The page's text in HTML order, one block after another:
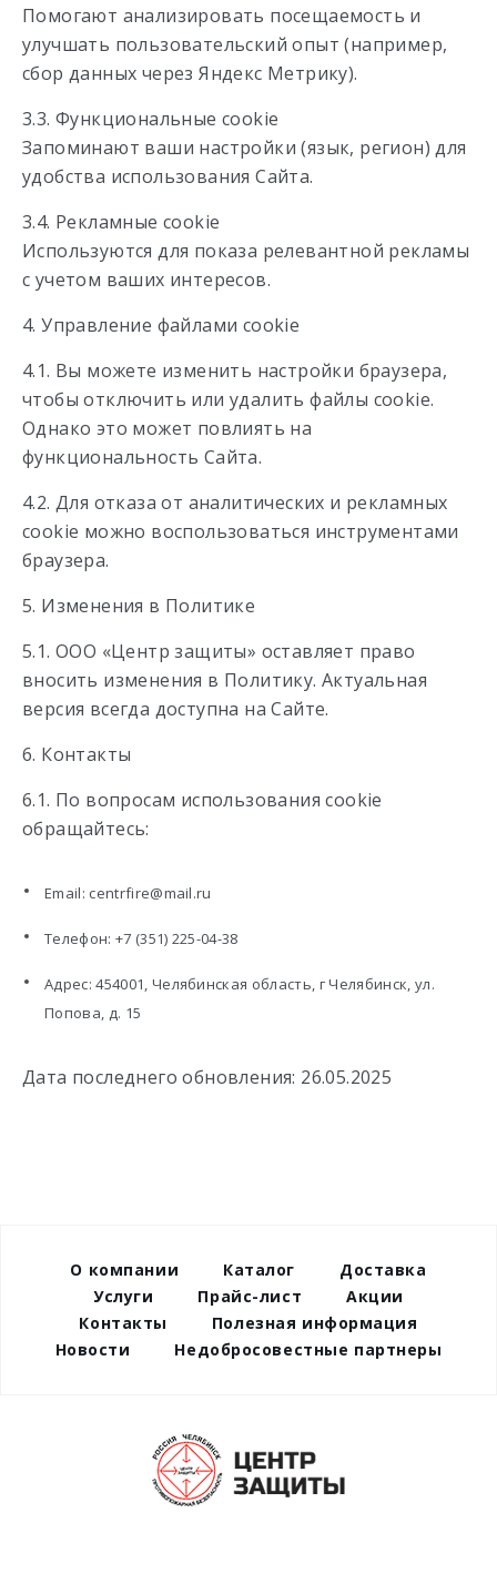
Помогают анализировать посещаемость и
улучшать пользовательский опыт (например,
сбор данных через Яндекс Метрику).
3.3. Функциональные cookie
Запоминают ваши настройки (язык, регион) для
удобства использования Сайта.
3.4. Рекламные cookie
Используются для показа релевантной рекламы
с учетом ваших интересов.
4. Управление файлами cookie
4.1. Вы можете изменить настройки браузера,
чтобы отключить или удалить файлы cookie.
Однако это может повлиять на
функциональность Сайта.
4.2. Для отказа от аналитических и рекламных
cookie можно воспользоваться инструментами
браузера.
5. Изменения в Политике
5.1. ООО «Центр защиты» оставляет право
вносить изменения в Политику. Актуальная
версия всегда доступна на Сайте.
6. Контакты
6.1. По вопросам использования cookie
обращайтесь:
Email: centrfire@mail.ru
Телефон: +7 (351) 225-04-38
Адрес: 454001, Челябинская область, г Челябинск, ул.
Попова, д. 15
Дата последнего обновления: 26.05.2025
О компании Каталог
Доставка
Услуги
Прайс-лист
Акции
Контакты
Полезная информация
Новости
Недобросовестные партнеры